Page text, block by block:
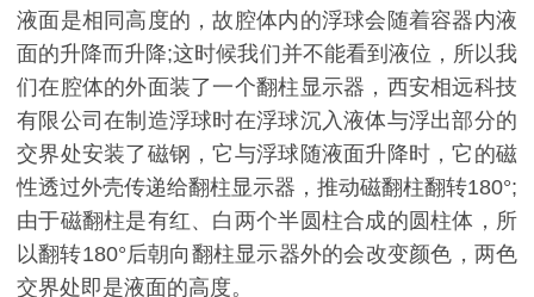
液面是相同高度的，故腔体内的浮球会随着容器内液
面的升降而升降;这时候我们并不能看到液位，所以我
们在腔体的外面装了一个翻柱显示器，西安相远科技
有限公司在制造浮球时在浮球沉入液体与浮出部分的
交界处安装了磁钢，它与浮球随液面升降时，它的磁
性透过外壳传递给翻柱显示器，推动磁翻柱翻转180°;
由于磁翻柱是有红、白两个半圆柱合成的圆柱体，所
以翻转180°后朝向翻柱显示器外的会改变颜色，两色
交界处即是液面的高度。